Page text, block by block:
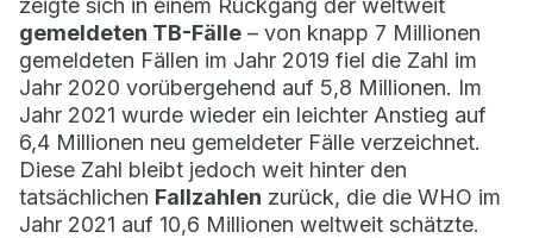
zeigte sich in einem Rückgang der weltweit
gemeldeten TB-Fälle – von knapp 7 Millionen
gemeldeten Fällen im Jahr 2019 fiel die Zahl im
Jahr 2020 vorübergehend auf 5,8 Millionen. Im
Jahr 2021 wurde wieder ein leichter Anstieg auf
6,4 Millionen neu gemeldeter Fälle verzeichnet.
Diese Zahl bleibt jedoch weit hinter den
tatsächlichen Fallzahlen zurück, die die WHO im
Jahr 2021 auf 10,6 Millionen weltweit schätzte.